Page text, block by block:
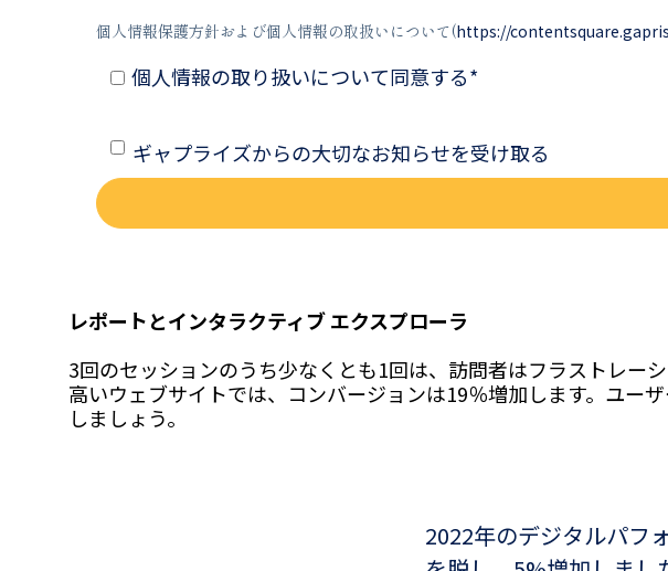
個人情報保護方針および個人情報の取扱いについて(https://
個人情報の取り扱いについて同意する*
ギャプライズからの大切なお知らせを受け取る
レポートとインタラクティブ エクスプローラ
3回のセッションのうち少なくとも1回は、訪問者はフラストレー
高いウェブサイトでは、コンバージョンは19％増加します。ユー
しましょう。
2022年のデジタルパフ